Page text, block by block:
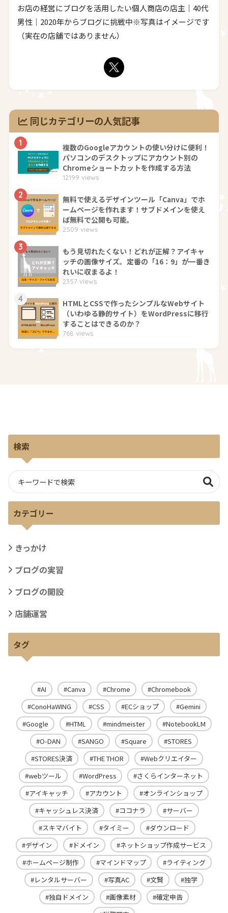
お店の経営にブログを活用したい個人商店の店主｜40代
男性｜2020年からブログに挑戦中※写真はイメージです
（実在の店舗ではありません）
同じカテゴリーの人気記事
1
複数のGoogleアカウントの使い分けに便利！
パソコンのデスクトップにアカウント別の
Chromeショートカットを作成する方法
12199 views
2
無料で使えるデザインツール「Canva」でホ
ームページを作れます！サブドメインを使え
ば無料で公開も可能。
2509 views
3
もう見切れたくない！どれが正解？アイキャ
ッチの画像サイズ。定番の「16：9」が一番き
れいに収まるよ！
2357 views
4
HTMLとCSSで作ったシンプルなWebサイト
（いわゆる静的サイト）をWordPressに移行
することはできるのか？
768 views
検索
カテゴリー
きっかけ
ブログの実習
ブログの開設
店舗運営
タグ
AI Canva Chrome
Chromebook
ConoHaWING
CSS ECショップ
Gemini
Google
HTML mindmeister
NotebookLM
O-DAN
SANGO Square
STORES
STORES決済
THE THOR
Webクリエイター
webツール
WordPress
さくらインターネット
アイキャッチ
アカウント
オンラインショップ
キャッシュレス決済
ココナラ
サーバー
スキマバイト
タイミー
ダウンロード
デザイン
ドメイン
ネットショップ作成サービス
ホームページ制作
マインドマップ
ライティング
レンタルサーバー
写真AC 文賢
独学
独自ドメイン
画像素材
確定申告